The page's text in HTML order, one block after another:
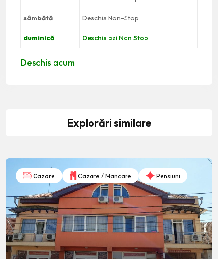
sâmbătă Deschis Non-Stop
duminică Deschis azi Non Stop
Deschis acum
Explorări similare
Cazare Cazare / Mancare Pensiuni